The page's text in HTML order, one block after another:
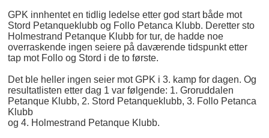
GPK innhentet en tidlig ledelse etter god start både mot
Stord Petanqueklubb og Follo Petanca Klubb. Deretter sto
Holmestrand Petanque Klubb for tur, de hadde noe
overraskende ingen seiere på daværende tidspunkt etter
tap mot Follo og Stord i de to første.
Det ble heller ingen seier mot GPK i 3. kamp for dagen. Og
resultatlisten etter dag 1 var følgende: 1. Groruddalen
Petanque Klubb, 2. Stord Petanqueklubb, 3. Follo Petanca
Klubb
og 4. Holmestrand Petanque Klubb.